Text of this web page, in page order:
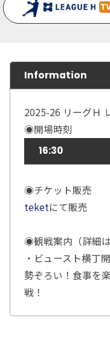
Information
2025-26 リーグＨ
◉開場時刻
16:30
◉チケット販売
teketにて販売
◉観戦案内（詳細は
・ビュースト横丁
勢ぞろい！食事を
戦！